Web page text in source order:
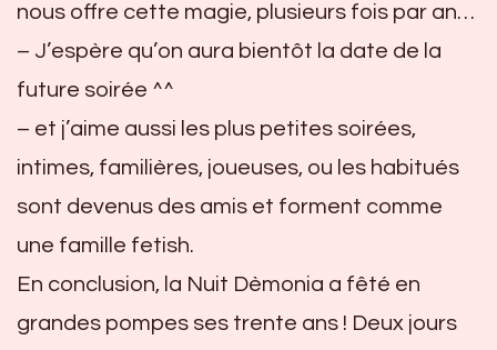
nous offre cette magie, plusieurs fois par an…
– J’espère qu’on aura bientôt la date de la
future soirée ^^
– et j’aime aussi les plus petites soirées,
intimes, familières, joueuses, ou les habitués
sont devenus des amis et forment comme
une famille fetish.
En conclusion, la Nuit Dèmonia a fêté en
grandes pompes ses trente ans ! Deux jours